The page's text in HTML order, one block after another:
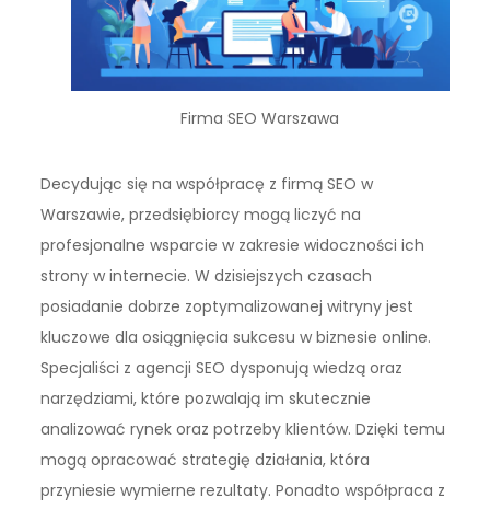
Firma SEO Warszawa
Decydując się na współpracę z firmą SEO w
Warszawie, przedsiębiorcy mogą liczyć na
profesjonalne wsparcie w zakresie widoczności ich
strony w internecie. W dzisiejszych czasach
posiadanie dobrze zoptymalizowanej witryny jest
kluczowe dla osiągnięcia sukcesu w biznesie online.
Specjaliści z agencji SEO dysponują wiedzą oraz
narzędziami, które pozwalają im skutecznie
analizować rynek oraz potrzeby klientów. Dzięki temu
mogą opracować strategię działania, która
przyniesie wymierne rezultaty. Ponadto współpraca z